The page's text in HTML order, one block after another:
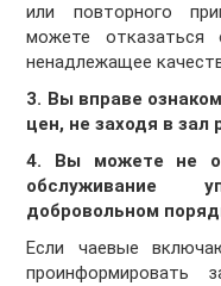
или повторного
можете отказаться
ненадлежащее
3. Вы вправе
цен, не заходя в зал
4. Вы можете не
обслуживание
добровольном
Если чаевые
проинформировать